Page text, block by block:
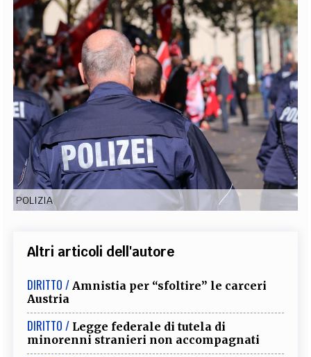
TEAM
FILODIRITTO REDAZIONE COMITATO SCIENTIFICO
CURATORI
FOTOGRAFI
PARTNER COLLABORA CON NOI
EXTRA
CODICI RUBRICHE PROCEEDINGS PUBBLICITÀ CONTATTI
SOCIAL MEDIA
POLIZIA
Altri articoli dell'autore
DIRITTO / Amnistia per “sfoltire” le carceri
Austria
DIRITTO / Legge federale di tutela di
minorenni stranieri non accompagnati